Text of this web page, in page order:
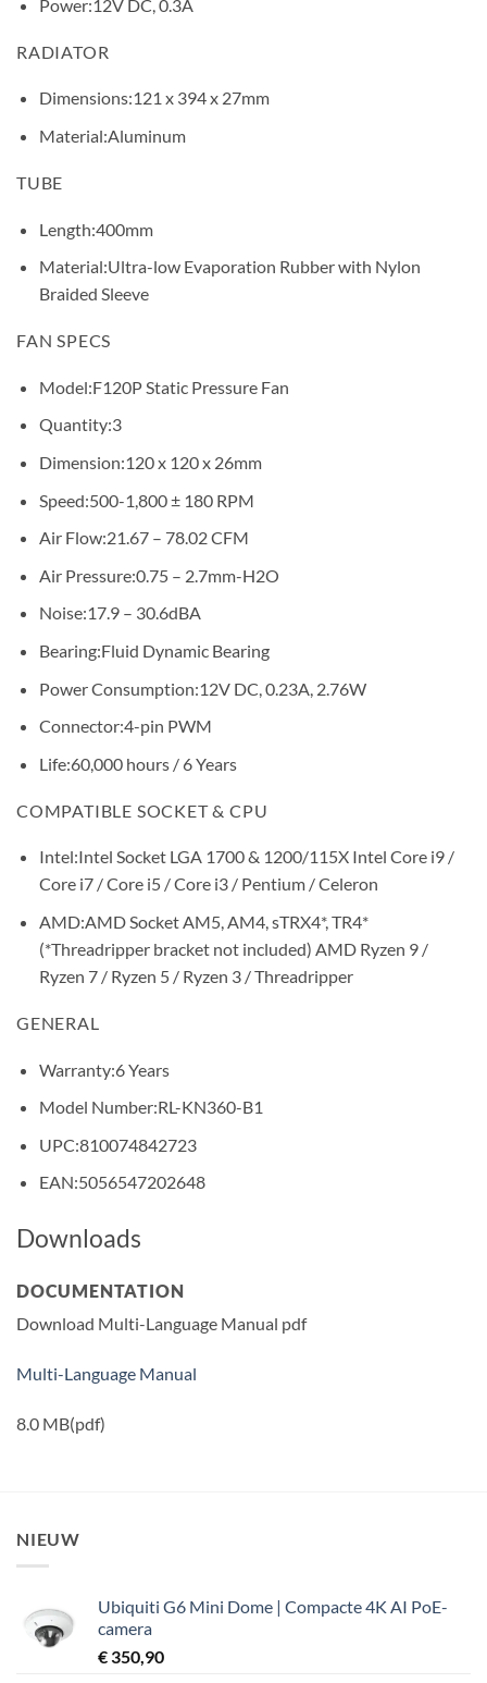
Power:12V DC, 0.3A
RADIATOR
Dimensions:121 x 394 x 27mm
Material:Aluminum
TUBE
Length:400mm
Material:Ultra-low Evaporation Rubber with Nylon
Braided Sleeve
FAN SPECS
Model:F120P Static Pressure Fan
Quantity:3
Dimension:120 x 120 x 26mm
Speed:500-1,800 ± 180 RPM
Air Flow:21.67 – 78.02 CFM
Air Pressure:0.75 – 2.7mm-H2O
Noise:17.9 – 30.6dBA
Bearing:Fluid Dynamic Bearing
Power Consumption:12V DC, 0.23A, 2.76W
Connector:4-pin PWM
Life:60,000 hours / 6 Years
COMPATIBLE SOCKET & CPU
Intel:Intel Socket LGA 1700 & 1200/115X Intel Core i9 /
Core i7 / Core i5 / Core i3 / Pentium / Celeron
AMD:AMD Socket AM5, AM4, sTRX4*, TR4*
(*Threadripper bracket not included) AMD Ryzen 9 /
Ryzen 7 / Ryzen 5 / Ryzen 3 / Threadripper
GENERAL
Warranty:6 Years
Model Number:RL-KN360-B1
UPC:810074842723
EAN:5056547202648
Downloads
DOCUMENTATION
Download Multi-Language Manual pdf
Multi-Language Manual
8.0 MB(pdf)
NIEUW
Ubiquiti G6 Mini Dome | Compacte 4K AI PoE-
camera
€ 350,90